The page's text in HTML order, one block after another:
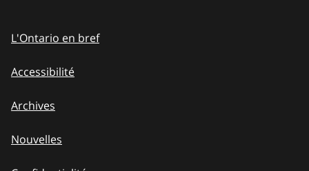
L'Ontario en bref
Accessibilité
Archives
Nouvelles